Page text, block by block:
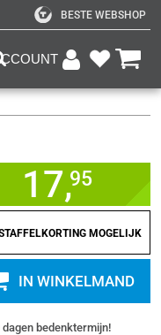
BESTE WEBSHOP
17,95
MOGELIJK
IN WINKELMAND
dagen bedenktermijn!